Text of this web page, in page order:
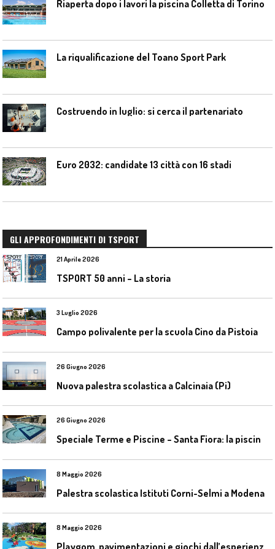
Riaperta dopo i lavori la piscina Colletta di Torino
La riqualificazione del Toano Sport Park
Costruendo in luglio: si cerca il partenariato
Euro 2032: candidate 13 città con 16 stadi
GLI APPROFONDIMENTI DI TSPORT
21 Aprile 2026
TSPORT 50 anni – La storia
3 Luglio 2026
Campo polivalente per la scuola Cino da Pistoia
26 Giugno 2026
Nuova palestra scolastica a Calcinaia (Pi)
26 Giugno 2026
8 Maggio 2026
Palestra scolastica Istituti Corni-Selmi a Modena
8 Maggio 2026